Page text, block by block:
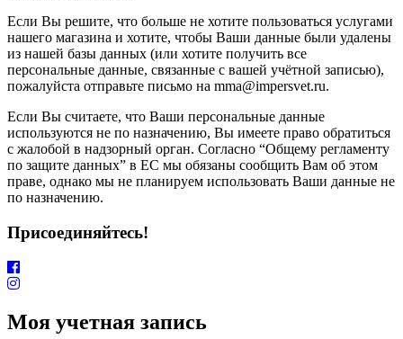
Если Вы решите, что больше не хотите пользоваться услугами
нашего магазина и хотите, чтобы Ваши данные были удалены
из нашей базы данных (или хотите получить все
персональные данные, связанные с вашей учётной записью),
пожалуйста отправьте письмо на mma@impersvet.ru.
Если Вы считаете, что Ваши персональные данные
используются не по назначению, Вы имеете право обратиться
с жалобой в надзорный орган. Согласно “Общему регламенту
по защите данных” в ЕС мы обязаны сообщить Вам об этом
праве, однако мы не планируем использовать Ваши данные не
по назначению.
Присоединяйтесь!
Моя учетная запись